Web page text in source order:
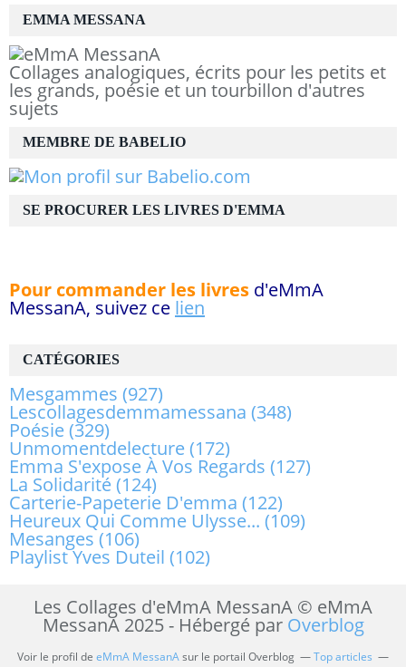
EMMA MESSANA
Collages analogiques, écrits pour les petits et
les grands, poésie et un tourbillon d'autres
sujets
CATÉGORIES
Mesgammes (927)
Lescollagesdemmamessana (348)
Poésie(329)
Unmomentdelecture(172)
Emma S'expose À Vos Regards (127)
La Solidarité(124)
Carterie-Papeterie D'emma (122)
Heureux Qui Comme Ulysse... (109)
Mesanges(106)
Playlist Yves Duteil (102)
MEMBRE DE BABELIO
SE PROCURER LES LIVRES D'EMMA
Pour commander les livres d'eMmA
MessanA, suivez ce lien
Les Collages d'eMmA MessanA © eMmA
MessanA 2025 - Hébergé par Overblog
Voir le profil de eMmA MessanAsur le portail Overblog
Top articles